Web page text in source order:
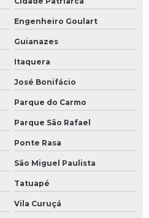
Engenheiro Goulart
Guianazes
Itaquera
José Bonifácio
Parque do Carmo
Parque São Rafael
Ponte Rasa
São Miguel Paulista
Tatuapé
Vila Curuçá